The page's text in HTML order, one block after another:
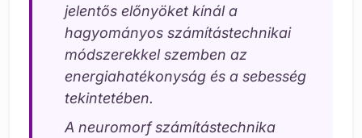
jelentős előnyöket kínál a
hagyományos számítástechnikai
módszerekkel szemben az
energiahatékonyság és a sebesség
tekintetében.
A neuromorf számítástechnika